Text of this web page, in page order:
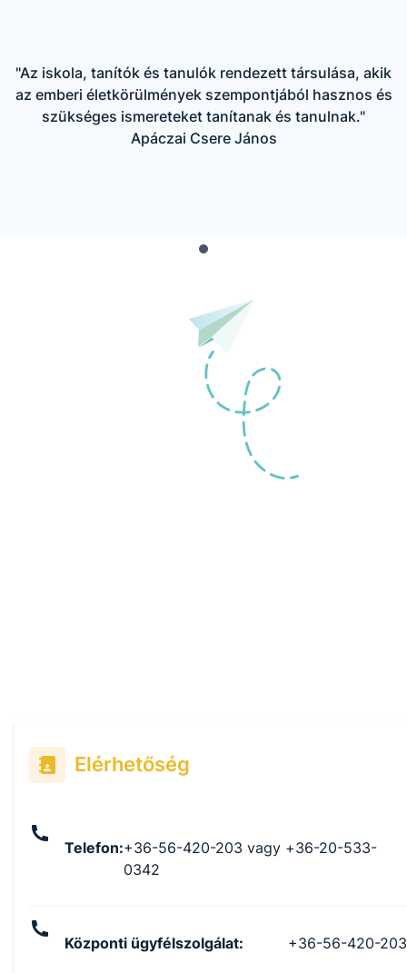
"Az iskola, tanítók és tanulók rendezett társulása, akik
az emberi életkörülmények szempontjából hasznos és
szükséges ismereteket tanítanak és tanulnak."
Apáczai Csere János
Elérhetőség
Telefon:+36-56-420-203 vagy +36-20-533-
0342
Központi ügyfélszolgálat: +36-56-420-203